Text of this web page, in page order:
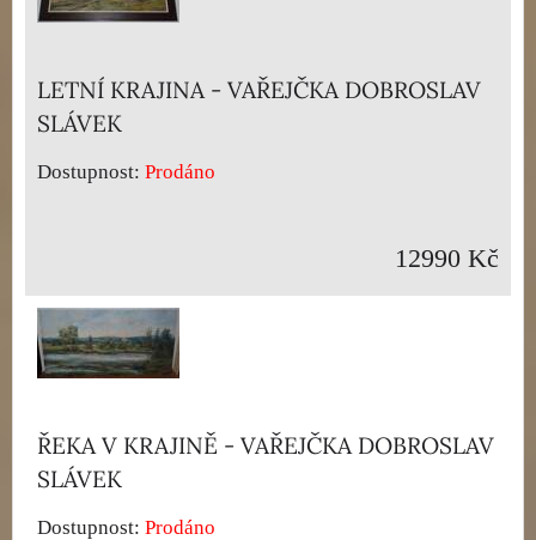
LETNÍ KRAJINA - VAŘEJČKA DOBROSLAV
SLÁVEK
Dostupnost: Prodáno
12990 Kč
ŘEKA V KRAJINĚ - VAŘEJČKA DOBROSLAV
SLÁVEK
Dostupnost: Prodáno